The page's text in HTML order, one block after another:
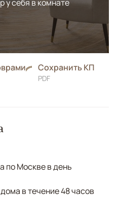
у себя в комнате
Сохранить КП
PDF
по Москве в день
в течение 48 часов